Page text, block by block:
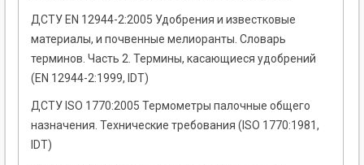
ДСТУ EN 12944-2:2005 Удобрения и известковые
материалы, и почвенные мелиоранты. Словарь
терминов. Часть 2. Термины, касающиеся удобрений
(EN 12944-2:1999, IDT)
ДСТУ ISO 1770:2005 Термометры палочные общего
назначения. Технические требования (ISO 1770:1981,
IDT)